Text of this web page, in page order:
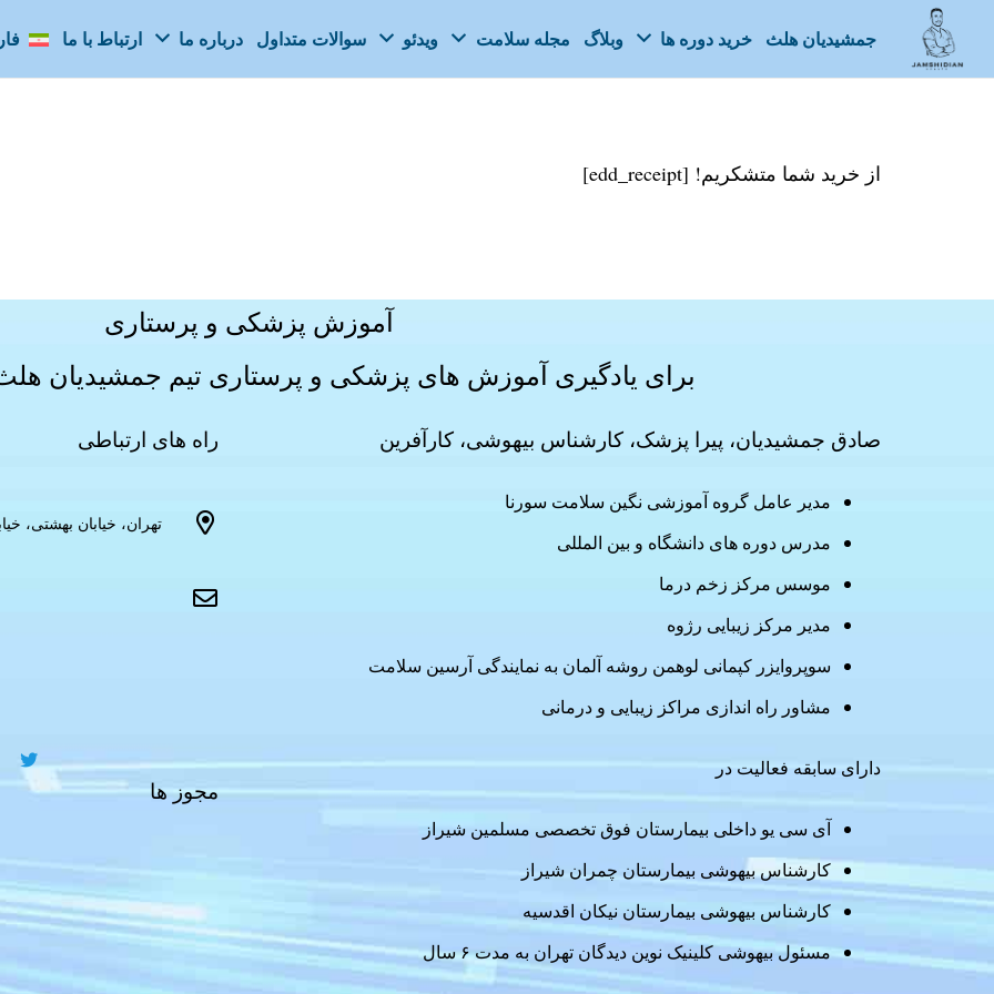
جمشیدیان هلث خرید دوره ها وبلاگ مجله سلامت ویدئو سوالات متداول درباره ما ارتباط با ما
از خرید شما متشکریم! [edd_receipt]
آموزش پزشکی و پرستاری
برای یادگیری آموزش های پزشکی و پرستاری تیم جمشیدیان
صادق جمشیدیان، پیرا پزشک، کارشناس بیهوشی، کارآفرین
مدیر عامل گروه آموزشی نگین سلامت سورنا
مدرس دوره های دانشگاه و بین المللی
موسس مرکز زخم درما
مدیر مرکز زیبایی رژوه
سوپروایزر کپمانی لوهمن روشه آلمان به نمایندگی آرسین سلامت
مشاور راه اندازی مراکز زیبایی و درمانی
دارای سابقه فعالیت در
آی سی یو داخلی بیمارستان فوق تخصصی مسلمین شیراز
کارشناس بیهوشی بیمارستان چمران شیراز
کارشناس بیهوشی بیمارستان نیکان اقدسیه
مسئول بیهوشی کلینیک نوین دیدگان تهران به مدت ۶ سال
راه های ارتباطی
مجوز ها